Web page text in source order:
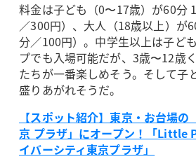
料金は子ども（0〜17歳）が60分
／300円）、大人（18歳以上）が
分／100円）。中学生以上は子ど
プでも入場可能だが、3歳〜12歳
たちが一番楽しめそう。そして子
盛りあがれそうだ。
【スポット紹介】東京・お台場
京 プラザ」にオープン！「Little
イバーシティ東京プラザ」